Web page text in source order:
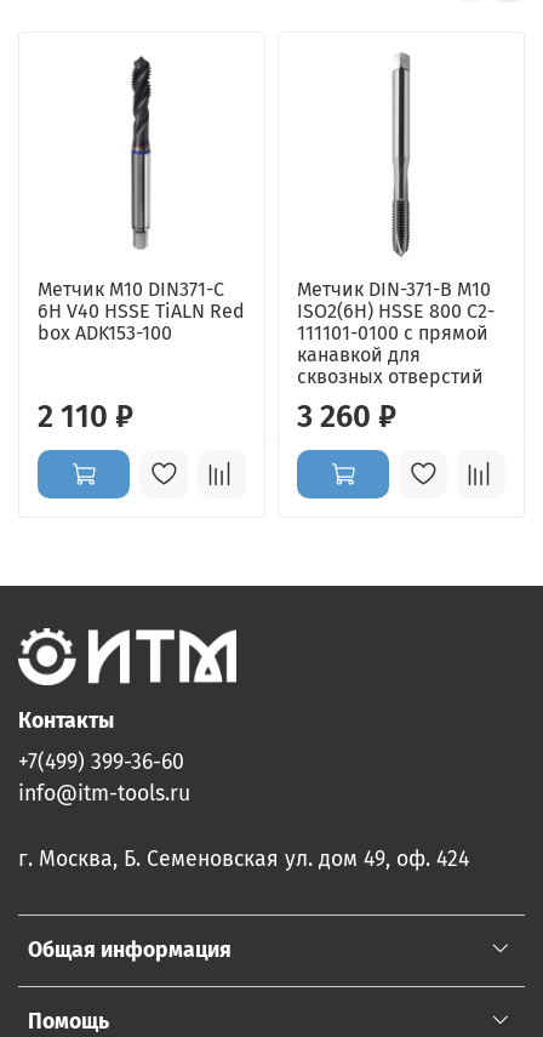
Метчик М10 DIN371-С
6H V40 HSSE TiALN Red
box ADK153-100
2 110 ₽
Метчик DIN-371-B M10
ISO2(6H) HSSE 800 C2-
111101-0100 с прямой
канавкой для
сквозных отверстий
3 260 ₽
Общая информация
Помощь
Контакты
+7(499) 399-36-60
info@itm-tools.ru
г. Москва, Б. Семеновская ул. дом 49, оф. 424